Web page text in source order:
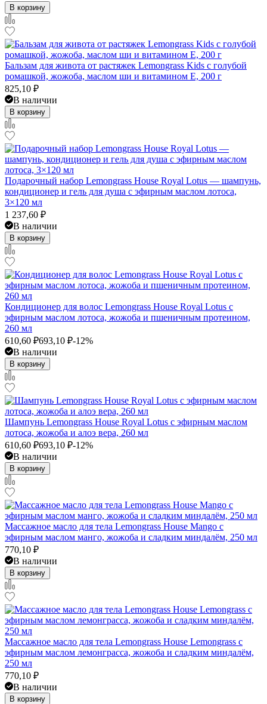
В корзину
Бальзам для живота от растяжек Lemongrass Kids с голубой
ромашкой, жожоба, маслом ши и витамином Е, 200 г
825,10 ₽
В наличии
В корзину
Подарочный набор Lemongrass House Royal Lotus — шампунь,
кондиционер и гель для душа с эфирным маслом лотоса,
3×120 мл
1 237,60 ₽
В наличии
В корзину
Кондиционер для волос Lemongrass House Royal Lotus с
эфирным маслом лотоса, жожоба и пшеничным протеином,
260 мл
610,60 ₽693,10 ₽-12%
В наличии
В корзину
Шампунь Lemongrass House Royal Lotus с эфирным маслом
лотоса, жожоба и алоэ вера, 260 мл
610,60 ₽693,10 ₽-12%
В наличии
В корзину
Массажное масло для тела Lemongrass House Mango с
эфирным маслом манго, жожоба и сладким миндалём, 250 мл
770,10 ₽
В наличии
В корзину
Массажное масло для тела Lemongrass House Lemongrass с
эфирным маслом лемонграсса, жожоба и сладким миндалём,
250 мл
770,10 ₽
В наличии
В корзину